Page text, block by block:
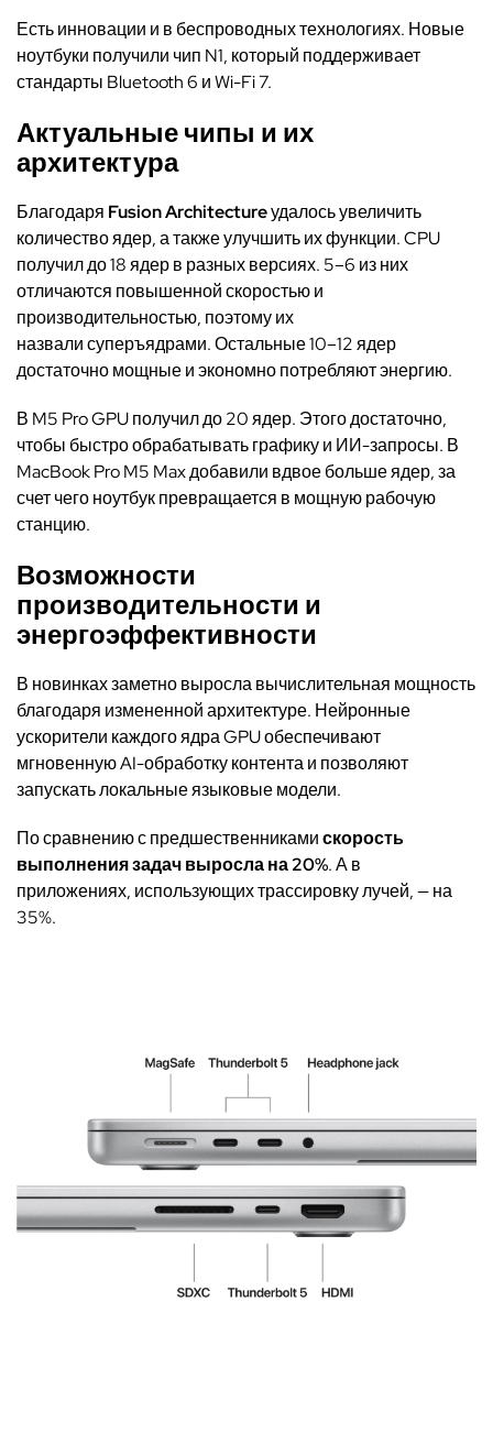
Есть инновации и в беспроводных технологиях. Новые
ноутбуки получили чип N1, который поддерживает
стандарты Bluetooth 6 и Wi-Fi 7.
Актуальные чипы и их
архитектура
Благодаря Fusion Architectureудалось увеличить
количество ядер, а также улучшить их функции. CPU
получил до 18 ядер в разных версиях. 5–6 из них
отличаются повышенной скоростью и
производительностью, поэтому их
назвали суперъядрами. Остальные 10–12 ядер
достаточно мощные и экономно потребляют энергию.
В M5 Pro GPU получил до 20 ядер. Этого достаточно,
чтобы быстро обрабатывать графику и ИИ-запросы. В
MacBook Pro M5 Max добавили вдвое больше ядер, за
счет чего ноутбук превращается в мощную рабочую
станцию.
Возможности
производительности и
энергоэффективности
В новинках заметно выросла вычислительная мощность
благодаря измененной архитектуре. Нейронные
ускорители каждого ядра GPU обеспечивают
мгновенную AI-обработку контента и позволяют
запускать локальные языковые модели.
По сравнению с предшественникамискорость
выполнения задач выросла на 20%. А в
приложениях, использующих трассировку лучей, — на
35%.